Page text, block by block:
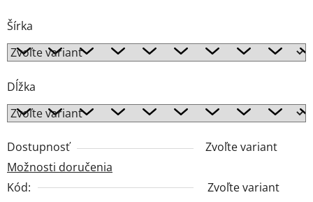
Šírka
Dĺžka
Dostupnosť
Zvoľte variant
Možnosti doručenia
Kód:
Zvoľte variant